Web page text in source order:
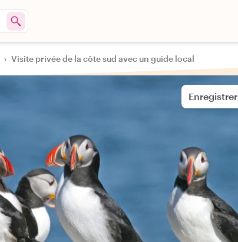
› Visite privée de la côte sud avec un guide local
Enregistrer